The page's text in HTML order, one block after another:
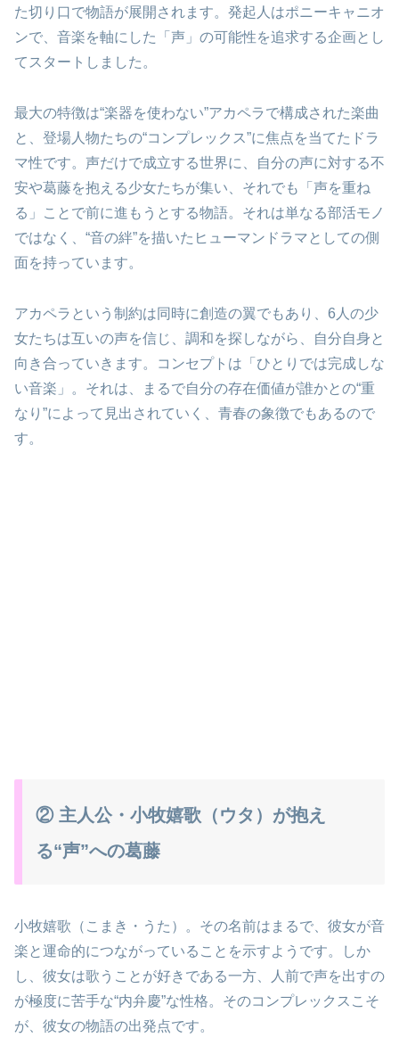
た切り口で物語が展開されます。発起人はポニーキャニオ
ンで、音楽を軸にした「声」の可能性を追求する企画とし
てスタートしました。
最大の特徴は“楽器を使わない”アカペラで構成された楽曲
と、登場人物たちの“コンプレックス”に焦点を当てたドラ
マ性です。声だけで成立する世界に、自分の声に対する不
安や葛藤を抱える少女たちが集い、それでも「声を重ね
る」ことで前に進もうとする物語。それは単なる部活モノ
ではなく、“音の絆”を描いたヒューマンドラマとしての側
面を持っています。
アカペラという制約は同時に創造の翼でもあり、6人の少
女たちは互いの声を信じ、調和を探しながら、自分自身と
向き合っていきます。コンセプトは「ひとりでは完成しな
い音楽」。それは、まるで自分の存在価値が誰かとの“重
なり”によって見出されていく、青春の象徴でもあるので
す。
② 主人公・小牧嬉歌（ウタ）が抱え
る“声”への葛藤
小牧嬉歌（こまき・うた）。その名前はまるで、彼女が音
楽と運命的につながっていることを示すようです。しか
し、彼女は歌うことが好きである一方、人前で声を出すの
が極度に苦手な“内弁慶”な性格。そのコンプレックスこそ
が、彼女の物語の出発点です。